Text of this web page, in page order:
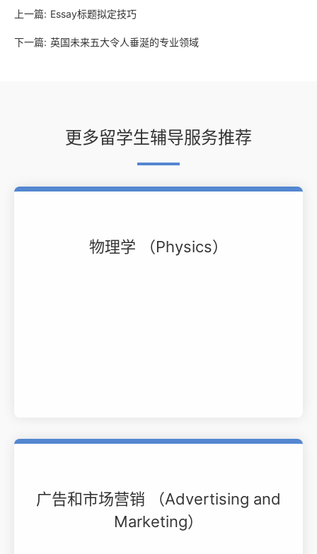
上一篇: Essay标题拟定技巧
下一篇: 英国未来五大令人垂涎的专业领域
更多留学生辅导服务推荐
物理学 （Physics）
广告和市场营销 （Advertising and
Marketing）